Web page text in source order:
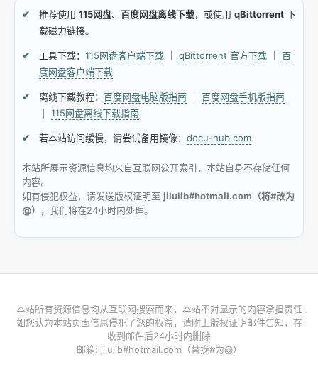
推荐使用 115网盘、 百度网盘离线下载，或使用 qBittorrent 下
载磁力链接。
工具下载： 115网盘客户端下载 qBittorrent 官方下载
百
度网盘客户端下载
离线下载教程： 百度网盘电脑版指南
百度网盘手机版指南
115网盘离线下载指南
若本站访问缓慢，请尝试备用镜像： docu-hub.com
本站所展示资源信息均来自互联网公开索引，本站自身不存储任何
内容。
如有侵犯权益，请发送版权证明至 jilulib#hotmail.com（将#改为
@）
，我们将在24小时内处理。
本站所有资源信息均从互联网搜索而来，本站不对显示的内容承担责任
如您认为本站页面信息侵犯了您的权益，请附上版权证明邮件告知，在
收到邮件后24小时内删除
邮箱: jilulib#hotmail.com（替换#为@）